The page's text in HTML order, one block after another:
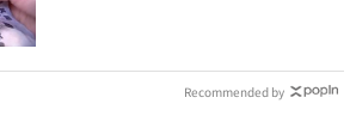
Recommended by